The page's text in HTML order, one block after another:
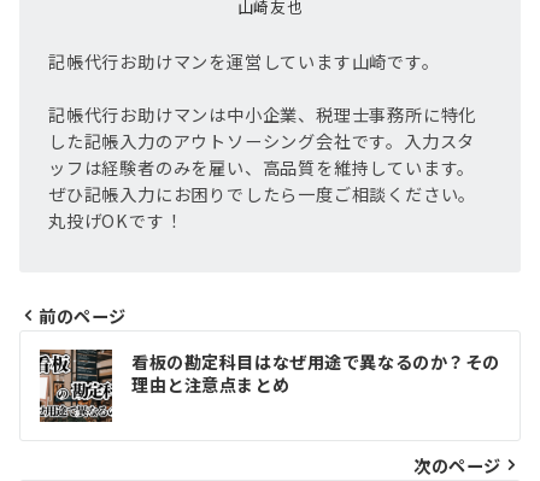
山崎友也
記帳代行お助けマンを運営しています山崎です。
記帳代行お助けマンは中小企業、税理士事務所に特化
した記帳入力のアウトソーシング会社です。入力スタ
ッフは経験者のみを雇い、高品質を維持しています。
ぜひ記帳入力にお困りでしたら一度ご相談ください。
丸投げOKです！
投
稿
ナ
ビ
前のページ
看板の勘定科目はなぜ用途で異なるのか？その
理由と注意点まとめ
次のページ